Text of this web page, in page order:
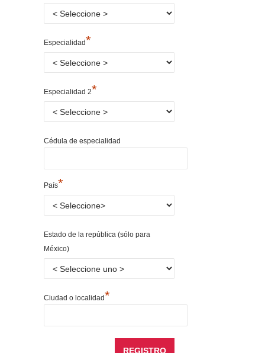
Especialidad*
Especialidad 2*
Cédula de especialidad
País*
Estado de la república (sólo para
México)
Ciudad o localidad*